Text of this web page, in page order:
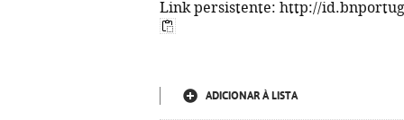
Link persistente: http://
ADICIONAR À LISTA